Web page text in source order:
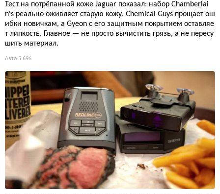
Тест на потрёпанной коже Jaguar показал: набор Chamberlai
n's реально оживляет старую кожу, Chemical Guys прощает ош
ибки новичкам, а Gyeon с его защитным покрытием оставляе
т липкость. Главное — не просто вычистить грязь, а не пересу
шить материал.
Авто 5 696